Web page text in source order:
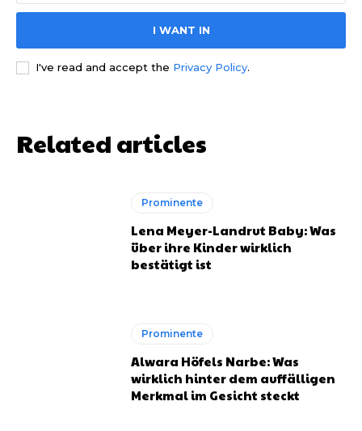
I WANT IN
I've read and accept the Privacy Policy.
Related articles
Prominente
Lena Meyer-Landrut Baby: Was
über ihre Kinder wirklich
bestätigt ist
Prominente
Alwara Höfels Narbe: Was
wirklich hinter dem auffälligen
Merkmal im Gesicht steckt